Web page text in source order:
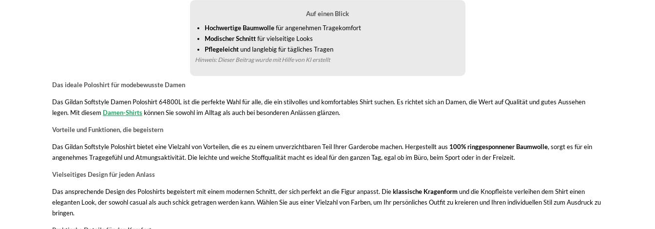
Auf einen Blick
Hochwertige Baumwollefür angenehmen Tragekomfort
Modischer Schnittfür vielseitige Looks
Pflegeleichtund langlebig für tägliches Tragen
Hinweis: Dieser Beitrag wurde mit Hilfe von KI erstellt
Das ideale Poloshirt für modebewusste Damen
Das Gildan Softstyle Damen Poloshirt 64800L ist die perfekte Wahl für alle, die ein stilvolles und komfortables Shirt suchen. Es richtet sich an Damen, die Wert auf Qualität und gutes Aussehen
legen. Mit diesem Damen-Shirts können Sie sowohl im Alltag als auch bei besonderen Anlässen glänzen.
Vorteile und Funktionen, die begeistern
Das Gildan Softstyle Poloshirt bietet eine Vielzahl von Vorteilen, die es zu einem unverzichtbaren Teil Ihrer Garderobe machen. Hergestellt aus 100% ringgesponnener Baumwolle, sorgt es für ein
angenehmes Tragegefühl und Atmungsaktivität. Die leichte und weiche Stoffqualität macht es ideal für den ganzen Tag, egal ob im Büro, beim Sport oder in der Freizeit.
Vielseitiges Design für jeden Anlass
Das ansprechende Design des Poloshirts begeistert mit einem modernen Schnitt, der sich perfekt an die Figur anpasst. Dieklassische Kragenformund die Knopfleiste verleihen dem Shirt einen
eleganten Look, der sowohl casual als auch schick getragen werden kann. Wählen Sie aus einer Vielzahl von Farben, um Ihr persönliches Outfit zu kreieren und Ihren individuellen Stil zum Ausdruck zu
bringen.